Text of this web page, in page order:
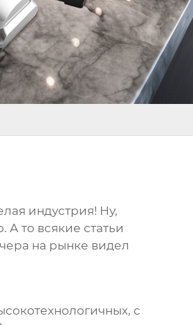
индустрия! Ну,
А то всякие статьи
на рынке видел
с